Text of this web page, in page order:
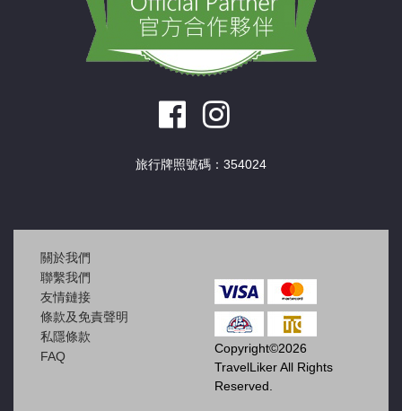
旅行牌照號碼：354024
關於我們
聯繫我們
友情鏈接
條款及免責聲明
私隱條款
FAQ
Copyright©2026
TravelLiker All Rights
Reserved.